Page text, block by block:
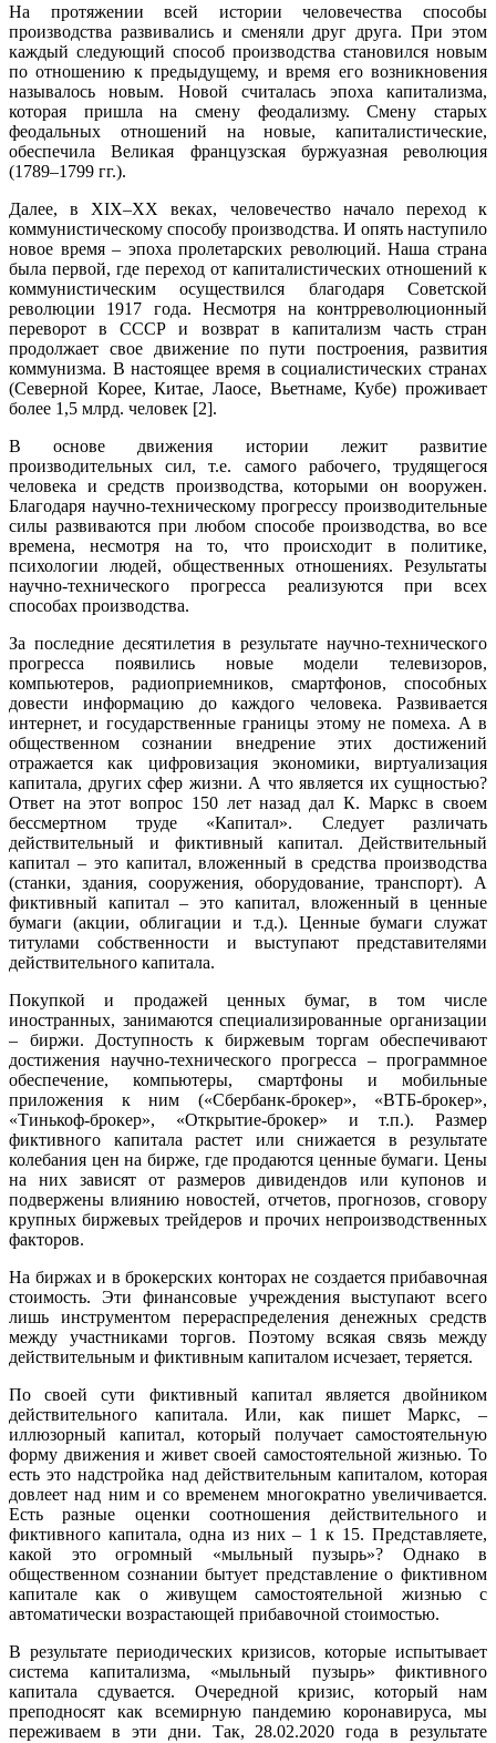
На протяжении всей истории человечества способы
производства развивались и сменяли друг друга. При этом
каждый следующий способ производства становился новым
по отношению к предыдущему, и время его возникновения
называлось новым. Новой считалась эпоха капитализма,
которая пришла на смену феодализму. Смену старых
феодальных отношений на новые, капиталистические,
обеспечила Великая французская буржуазная революция
(1789–1799 гг.).
Далее, в XIX–XX веках, человечество начало переход к
коммунистическому способу производства. И опять наступило
новое время – эпоха пролетарских революций. Наша страна
была первой, где переход от капиталистических отношений к
коммунистическим осуществился благодаря Советской
революции 1917 года. Несмотря на контрреволюционный
переворот в СССР и возврат в капитализм часть стран
продолжает свое движение по пути построения, развития
коммунизма. В настоящее время в социалистических странах
(Северной Корее, Китае, Лаосе, Вьетнаме, Кубе) проживает
более 1,5 млрд. человек [2].
В основе движения истории лежит развитие
производительных сил, т.е. самого рабочего, трудящегося
человека и средств производства, которыми он вооружен.
Благодаря научно-техническому прогрессу производительные
силы развиваются при любом способе производства, во все
времена, несмотря на то, что происходит в политике,
психологии людей, общественных отношениях. Результаты
научно-технического прогресса реализуются при всех
способах производства.
За последние десятилетия в результате научно-технического
прогресса появились новые модели телевизоров,
компьютеров, радиоприемников, смартфонов, способных
довести информацию до каждого человека. Развивается
интернет, и государственные границы этому не помеха. А в
общественном сознании внедрение этих достижений
отражается как цифровизация экономики, виртуализация
капитала, других сфер жизни. А что является их сущностью?
Ответ на этот вопрос 150 лет назад дал К. Маркс в своем
бессмертном труде «Капитал». Следует различать
действительный и фиктивный капитал. Действительный
капитал – это капитал, вложенный в средства производства
(станки, здания, сооружения, оборудование, транспорт). А
фиктивный капитал – это капитал, вложенный в ценные
бумаги (акции, облигации и т.д.). Ценные бумаги служат
титулами собственности и выступают представителями
действительного капитала.
Покупкой и продажей ценных бумаг, в том числе
иностранных, занимаются специализированные организации
– биржи. Доступность к биржевым торгам обеспечивают
достижения научно-технического прогресса – программное
обеспечение, компьютеры, смартфоны и мобильные
приложения к ним («Сбербанк-брокер», «ВТБ-брокер»,
«Тинькоф-брокер», «Открытие-брокер» и т.п.). Размер
фиктивного капитала растет или снижается в результате
колебания цен на бирже, где продаются ценные бумаги. Цены
на них зависят от размеров дивидендов или купонов и
подвержены влиянию новостей, отчетов, прогнозов, сговору
крупных биржевых трейдеров и прочих непроизводственных
факторов.
На биржах и в брокерских конторах не создается прибавочная
стоимость. Эти финансовые учреждения выступают всего
лишь инструментом перераспределения денежных средств
между участниками торгов. Поэтому всякая связь между
действительным и фиктивным капиталом исчезает, теряется.
По своей сути фиктивный капитал является двойником
действительного капитала. Или, как пишет Маркс, –
иллюзорный капитал, который получает самостоятельную
форму движения и живет своей самостоятельной жизнью. То
есть это надстройка над действительным капиталом, которая
довлеет над ним и со временем многократно увеличивается.
Есть разные оценки соотношения действительного и
фиктивного капитала, одна из них – 1 к 15. Представляете,
какой это огромный «мыльный пузырь»? Однако в
общественном сознании бытует представление о фиктивном
капитале как о живущем самостоятельной жизнью с
автоматически возрастающей прибавочной стоимостью.
В результате периодических кризисов, которые испытывает
система капитализма, «мыльный пузырь» фиктивного
капитала сдувается. Очередной кризис, который нам
преподносят как всемирную пандемию коронавируса, мы
переживаем в эти дни. Так, 28.02.2020 года в результате